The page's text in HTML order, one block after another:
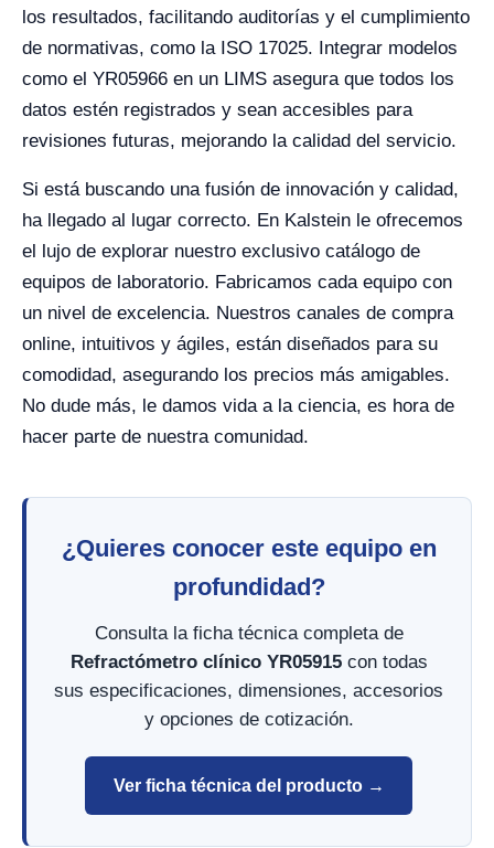
los resultados, facilitando auditorías y el cumplimiento
de normativas, como la ISO 17025. Integrar modelos
como el YR05966 en un LIMS asegura que todos los
datos estén registrados y sean accesibles para
revisiones futuras, mejorando la calidad del servicio.
Si está buscando una fusión de innovación y calidad,
ha llegado al lugar correcto. En Kalstein le ofrecemos
el lujo de explorar nuestro exclusivo catálogo de
equipos de laboratorio. Fabricamos cada equipo con
un nivel de excelencia. Nuestros canales de compra
online, intuitivos y ágiles, están diseñados para su
comodidad, asegurando los precios más amigables.
No dude más, le damos vida a la ciencia, es hora de
hacer parte de nuestra comunidad.
¿Quieres conocer este equipo en
profundidad?
Consulta la ficha técnica completa de
Refractómetro clínico YR05915con todas
sus especificaciones, dimensiones, accesorios
y opciones de cotización.
Ver ficha técnica del producto →